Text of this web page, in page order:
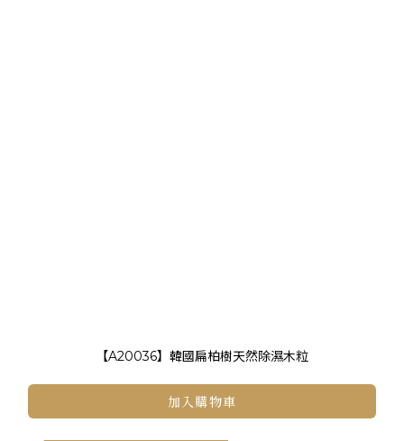
【A20036】韓國扁柏樹天然除濕木粒
加入購物車